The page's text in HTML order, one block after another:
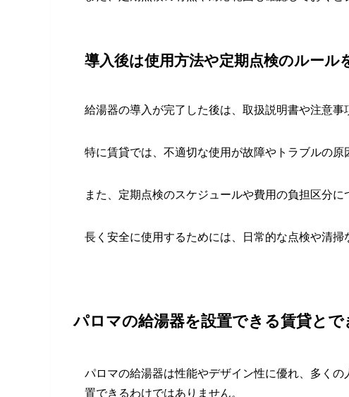
導入後は使用方法や定期点検のルール
給湯器の導入が完了した後は、取扱説明書や注意事
特に賃貸では、不適切な使用が故障やトラブルの原
また、定期点検のスケジュールや費用の負担区分に
長く安全に使用するためには、日常的な点検や清掃
パロマの給湯器を設置できる賃貸とで
パロマの給湯器は性能やデザイン性に優れ、多く
置できるわけではありません。